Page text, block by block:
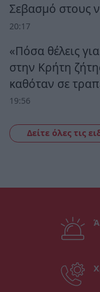
Σεβασμό στους
20:17
«Πόσα θέλεις
στην Κρήτη
καθόταν σε
19:56
Δείτε όλες τις